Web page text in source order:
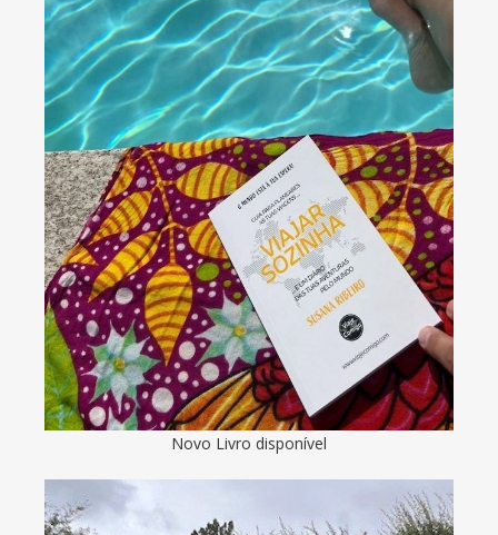
Novo Livro disponível